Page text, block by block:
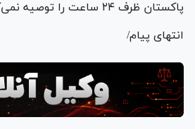
پاکستان ظرف ۲۴ ساعت را توصیه نمی‌کند.
انتهای پیام/